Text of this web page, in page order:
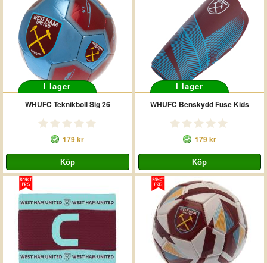
I lager
WHUFC Teknikboll Sig 26
179 kr
I lager
WHUFC Benskydd Fuse Kids
179 kr